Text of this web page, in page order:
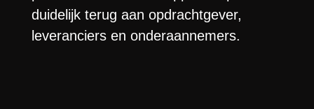
duidelijk terug aan opdrachtgever,
leveranciers en onderaannemers.